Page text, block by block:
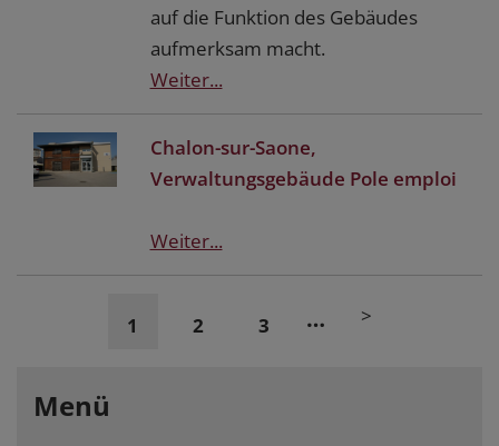
auf die Funktion des Gebäudes
aufmerksam macht.
Weiter...
Chalon-sur-Saone,
Verwaltungsgebäude Pole emploi
Weiter...
1 2 3 … >
Menü